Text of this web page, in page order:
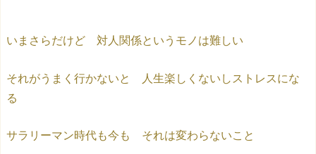
いまさらだけど 対人関係というモノは難しい
それがうまく行かないと 人生楽しくないしストレスにな
る
サラリーマン時代も今も それは変わらないこと